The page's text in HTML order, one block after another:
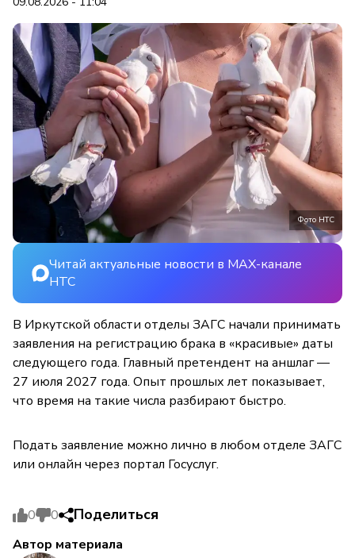
Фото НТС
Читай актуальные новости в MAX-канале
НТС
В Иркутской области отделы ЗАГС начали принимать
заявления на регистрацию брака в «красивые» даты
следующего года. Главный претендент на аншлаг —
27 июля 2027 года. Опыт прошлых лет показывает,
что время на такие числа разбирают быстро.
Подать заявление можно лично в любом отделе ЗАГС
или онлайн через портал Госуслуг.
0 0 Поделиться
Автор материала